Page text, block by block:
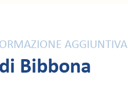
AGGIUNTIVA
Bibbona